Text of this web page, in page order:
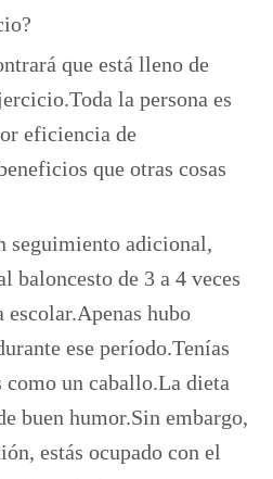
que está lleno de
la persona es
eficiencia de
que otras cosas
seguimiento adicional,
baloncesto de 3 a 4 veces
escolar.Apenas hubo
ese período.Tenías
un caballo.La dieta
buen humor.Sin embargo,
estás ocupado con el